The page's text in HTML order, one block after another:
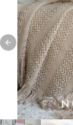
Previous slide